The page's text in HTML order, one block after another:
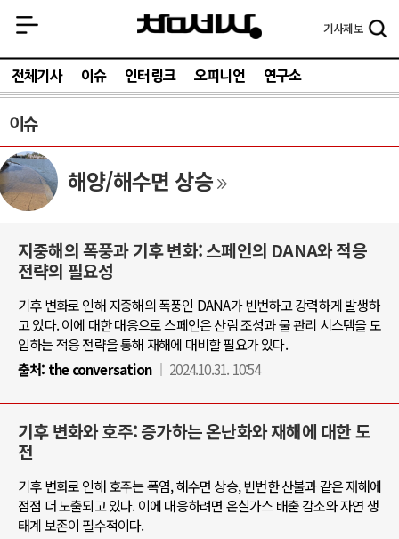
기사제보
전체기사 이슈 인터링크 오피니언 연구소
이슈
해양/해수면 상승
지중해의 폭풍과 기후 변화: 스페인의 DANA와 적응
전략의 필요성
기후 변화로 인해 지중해의 폭풍인 DANA가 빈번하고 강력하게 발생하
고 있다. 이에 대한 대응으로 스페인은 산림 조성과 물 관리 시스템을 도
입하는 적응 전략을 통해 재해에 대비할 필요가 있다.
출처: the conversation 2024.10.31. 10:54
기후 변화와 호주: 증가하는 온난화와 재해에 대한 도
전
기후 변화로 인해 호주는 폭염, 해수면 상승, 빈번한 산불과 같은 재해에
점점 더 노출되고 있다. 이에 대응하려면 온실가스 배출 감소와 자연 생
태계 보존이 필수적이다.